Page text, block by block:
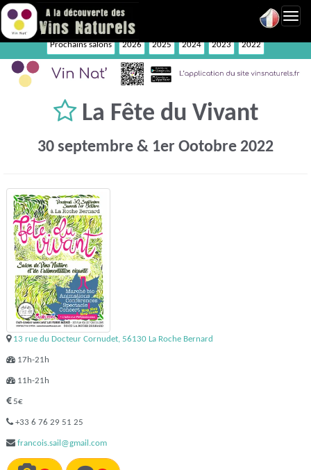
Prochains salons 2026 2025 2024 2023 2022
La Fête du Vivant
30 septembre & 1er Ootobre 2022
13 rue du Docteur Cornudet, 56130 La Roche Bernard
17h-21h
11h-21h
5€
+33 6 76 29 51 25
francois.sail@gmail.com